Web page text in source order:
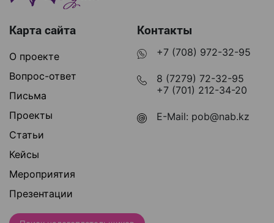
Карта сайта
О проекте
Вопрос-ответ
Письма
Проекты
Статьи
Кейсы
Мероприятия
Презентации
Контакты
+7 (708) 972-32-95
8 (7279) 72-32-95
+7 (701) 212-34-20
E-Mail: pob@nab.kz